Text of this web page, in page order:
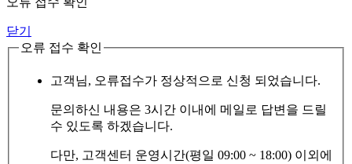
닫기
오류 접수 확인
고객님, 오류접수가 정상적으로 신청 되었습니다.
문의하신 내용은 3시간 이내에 메일로 답변을 드릴
수 있도록 하겠습니다.
다만, 고객센터 운영시간(평일 09:00 ~ 18:00) 이외에